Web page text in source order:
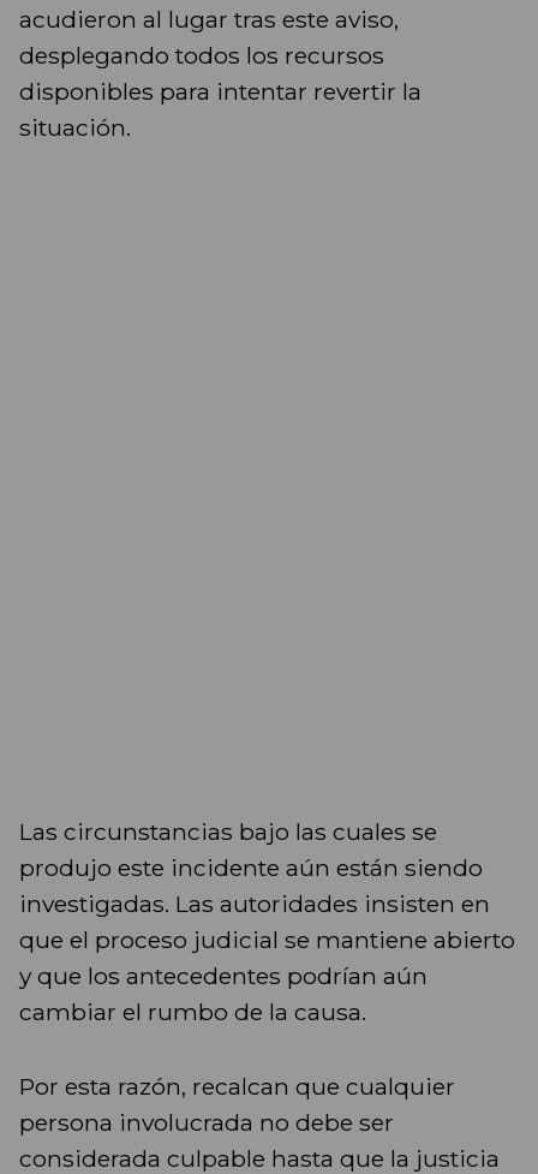
acudieron al lugar tras este aviso,
desplegando todos los recursos
disponibles para intentar revertir la
situación.
Las circunstancias bajo las cuales se
produjo este incidente aún están siendo
investigadas. Las autoridades insisten en
que el proceso judicial se mantiene abierto
y que los antecedentes podrían aún
cambiar el rumbo de la causa.
Por esta razón, recalcan que cualquier
persona involucrada no debe ser
considerada culpable hasta que la justicia